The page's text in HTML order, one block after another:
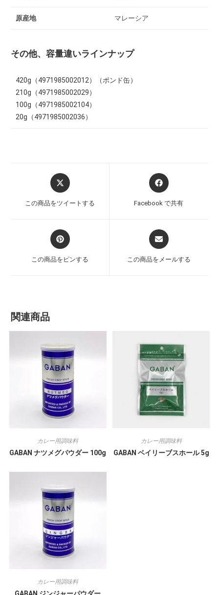
原産地 マレーシア
その他、容量違いラインナップ
420g（4971985002012）（ポンド缶）
210g（4971985002029）
100g（4971985002104）
20g（4971985002036）
この商品をツイートする Facebook で共有
この商品をピンする この商品をメールする
関連商品
カレー用調味料
GABAN ナツメグパウダー 100g
カレー用調味料
GABAN ベイリーブスホール 5g
カレー用調味料